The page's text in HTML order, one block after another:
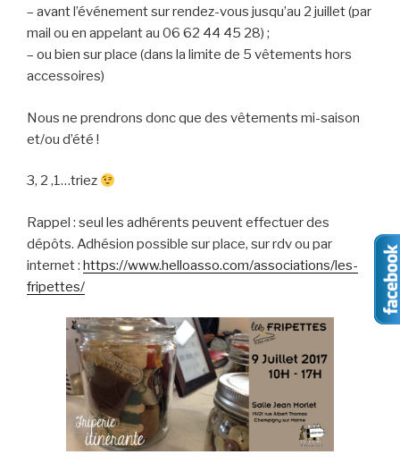
– avant l’événement sur rendez-vous jusqu’au 2 juillet (par
mail ou en appelant au 06 62 44 45 28) ;
– ou bien sur place (dans la limite de 5 vêtements hors
accessoires)
Nous ne prendrons donc que des vêtements mi-saison
et/ou d’été !
3, 2 ,1…triez
Rappel : seul les adhérents peuvent effectuer des
dépôts. Adhésion possible sur place, sur rdv ou par
internet : https://www.helloasso.com/associations/les-
fripettes/